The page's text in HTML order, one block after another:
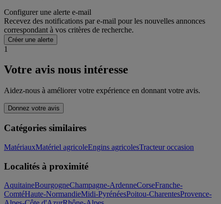
Configurer une alerte e-mail
Recevez des notifications par e-mail pour les nouvelles annonces
correspondant à vos critères de recherche.
Créer une alerte
1
Votre avis nous intéresse
Aidez-nous à améliorer votre expérience en donnant votre avis.
Donnez votre avis
Catégories similaires
MatériauxMatériel agricoleEngins agricolesTracteur occasion
Localités à proximité
AquitaineBourgogneChampagne-ArdenneCorseFranche-
ComtéHaute-NormandieMidi-PyrénéesPoitou-CharentesProvence-